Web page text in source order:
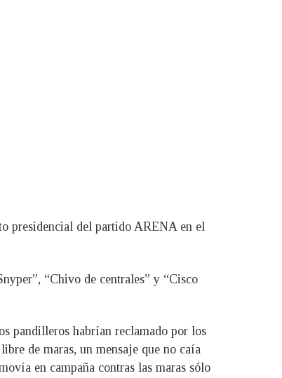
presidencial del partido ARENA en el
“Chivo de centrales” y “Cisco
pandilleros habrían reclamado por los
de maras, un mensaje que no caía
en campaña contras las maras sólo